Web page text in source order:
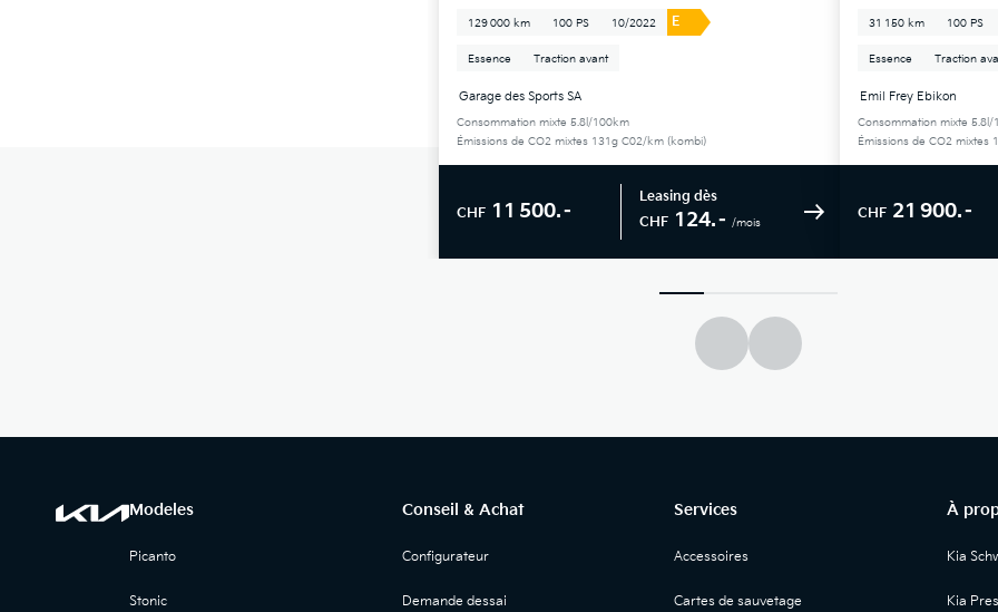
129 000 km 100 PS 10/2022 E
Essence Traction avant
Garage des Sports SA
Consommation mixte 5.8l/100km
Émissions de CO2 mixtes 131g C02/km (kombi)
CHF 11 500.–
Leasing dès
CHF 124.– /mois
31 150 km 100 PS
Essence Traction
Emil Frey Ebikon
Consommation mixte 5.8l/
Émissions de CO2 mixtes
CHF 21 900.–
Modeles
Picanto
Stonic
Conseil & Achat
Configurateur
Demande dessai
Services
Accessoires
Cartes de sauvetage
À
Kia
Kia